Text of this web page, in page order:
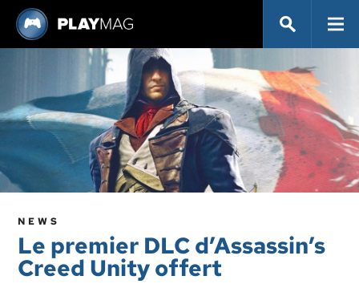
NEWS
Le premier DLC d’Assassin’s
Creed Unity offert